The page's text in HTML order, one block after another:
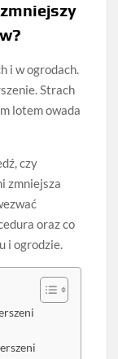
i w ogrodach.
Strach
lotem owada
czy
zmniejsza
oraz co
i ogrodzie.